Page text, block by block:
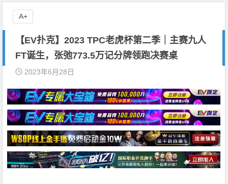
【EV扑克】2023 TPC老虎杯第二季｜主赛九人
FT诞生，张弛773.5万记分牌领跑决赛桌
2023年6月28日
A+